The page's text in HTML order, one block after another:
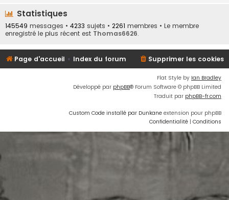
Statistiques
145549 messages • 4233 sujets • 2261 membres • Le membre
enregistré le plus récent est Thomas6626.
Page d'accueil Index du forum Supprimer les cookies
Flat Style by Ian Bradley
Développé par phpBB® Forum Software © phpBB Limited
Traduit par phpBB-fr.com
Custom Code installé par Dunkane extension pour phpBB
Confidentialité | Conditions